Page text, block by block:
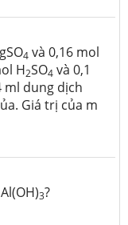
4 và 0,16 mol
H2SO4 và 0,1
ml dung dịch
Giá trị của m
3?